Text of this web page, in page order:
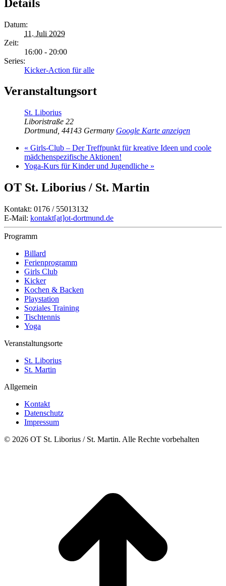
Details
Datum:
11. Juli 2029
Zeit:
16:00 - 20:00
Series:
Kicker-Action für alle
Veranstaltungsort
St. Liborius
Liboristraße 22
Dortmund 44143 Germany Google Karte anzeigen
« Girls-Club – Der Treffpunkt für kreative Ideen und coole
mädchenspezifische Aktionen!
Yoga-Kurs für Kinder und Jugendliche »
OT St. Liborius / St. Martin
Kontakt: 0176 / 55013132
E-Mail: kontakt[at]ot-dortmund.de
Programm
Billard
Ferienprogramm
Girls Club
Kicker
Kochen & Backen
Playstation
Soziales Training
Tischtennis
Yoga
Veranstaltungsorte
St. Liborius
St. Martin
Allgemein
Kontakt
Datenschutz
Impressum
© 2026 OT St. Liborius / St. Martin. Alle Rechte vorbehalten